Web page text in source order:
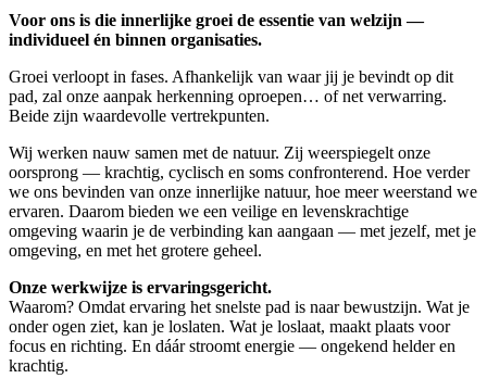
Voor ons is die innerlijke groei de essentie van welzijn —
individueel én binnen organisaties.
Groei verloopt in fases. Afhankelijk van waar jij je bevindt op dit
pad, zal onze aanpak herkenning oproepen… of net verwarring.
Beide zijn waardevolle vertrekpunten.
Wij werken nauw samen met de natuur. Zij weerspiegelt onze
oorsprong — krachtig, cyclisch en soms confronterend. Hoe verder
we ons bevinden van onze innerlijke natuur, hoe meer weerstand we
ervaren. Daarom bieden we een veilige en levenskrachtige
omgeving waarin je de verbinding kan aangaan — met jezelf, met je
omgeving, en met het grotere geheel.
Onze werkwijze is ervaringsgericht.
Waarom? Omdat ervaring het snelste pad is naar bewustzijn. Wat je
onder ogen ziet, kan je loslaten. Wat je loslaat, maakt plaats voor
focus en richting. En dáár stroomt energie — ongekend helder en
krachtig.